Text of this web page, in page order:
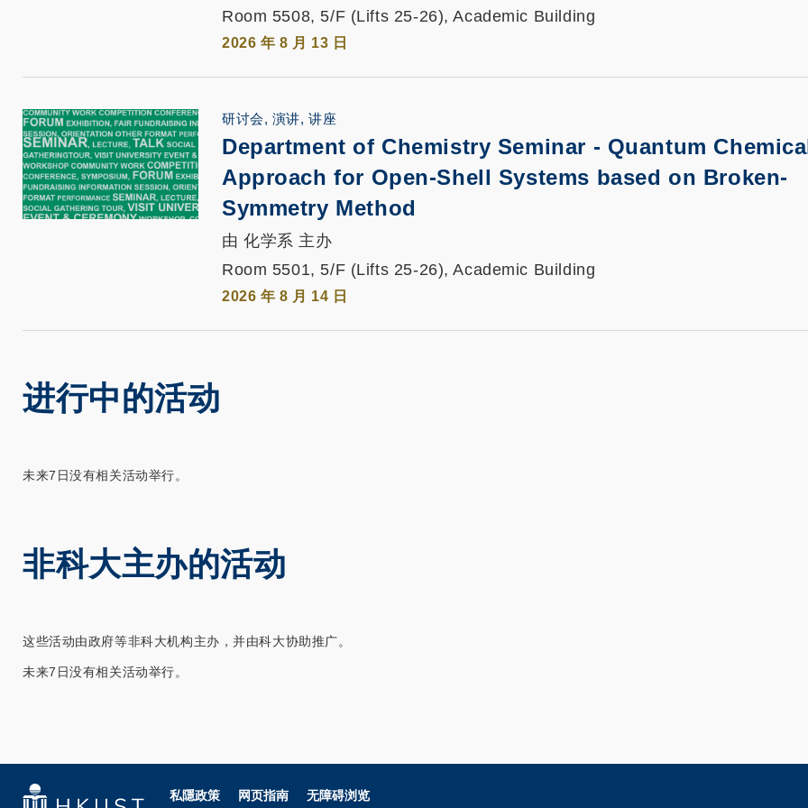
Room 5508, 5/F (Lifts 25-26), Academic Building
2026 年 8 月 13 日
研讨会, 演讲, 讲座
Department of Chemistry Seminar - Quantum
Approach for Open-Shell Systems based on Broken-
Symmetry Method
由 化学系 主办
Room 5501, 5/F (Lifts 25-26), Academic Building
2026 年 8 月 14 日
进行中的活动
未来7日没有相关活动举行。
非科大主办的活动
这些活动由政府等非科大机构主办，并由科大协助推广。
未来7日没有相关活动举行。
私隱政策 网页指南 无障碍浏览